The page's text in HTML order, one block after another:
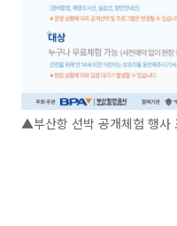
▲부산항 선박 공개체험 행사